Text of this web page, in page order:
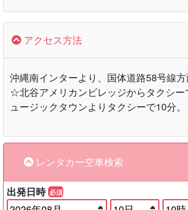
アクセス方法
沖縄南インターより、国体道路58号線
☆北谷アメリカンビレッジからタクシー
ュージックタウンよりタクシーで10分。
レンタカー空車検索
出発日時 必須